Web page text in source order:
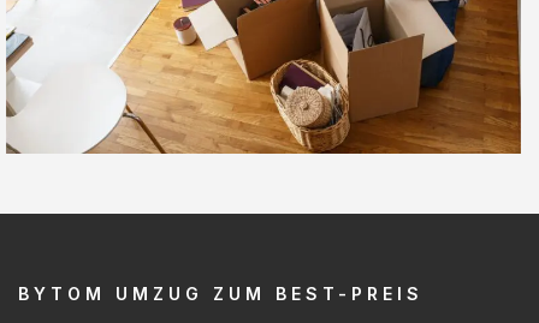
BYTOM UMZUG ZUM BEST-PREIS